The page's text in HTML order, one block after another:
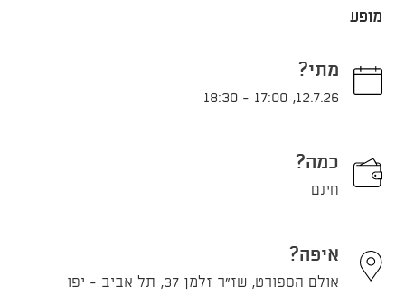
מופע
מתי?
12.7.26
,
17:00
-
18:30
כמה?
חינם
איפה?
אולם הספורט, שז"ר זלמן 37, תל אביב - יפו